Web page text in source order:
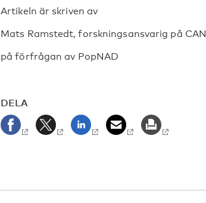
Artikeln är skriven av
Mats Ramstedt, forskningsansvarig på CAN
på förfrågan av PopNAD
DELA